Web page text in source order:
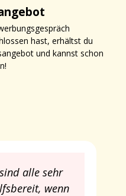
hast, erhältst du
und kannst schon
alle sehr
wenn